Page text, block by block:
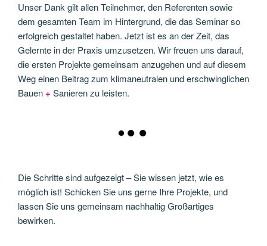
Unser Dank gilt allen Teilnehmer, den Referenten sowie
dem gesamten Team im Hintergrund, die das Seminar so
erfolgreich gestaltet haben. Jetzt ist es an der Zeit, das
Gelernte in der Praxis umzusetzen. Wir freuen uns darauf,
die ersten Projekte gemeinsam anzugehen und auf diesem
Weg einen Beitrag zum klimaneutralen und erschwinglichen
Bauen+ Sanieren zu leisten.
Die Schritte sind aufgezeigt – Sie wissen jetzt, wie es
möglich ist! Schicken Sie uns gerne Ihre Projekte, und
lassen Sie uns gemeinsam nachhaltig Großartiges
bewirken.